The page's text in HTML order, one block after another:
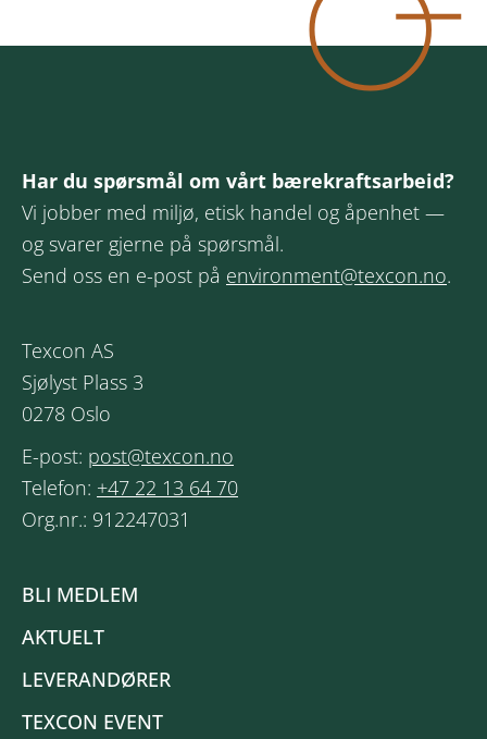
Har du spørsmål om vårt bærekraftsarbeid?
Vi jobber med miljø, etisk handel og åpenhet —
og svarer gjerne på spørsmål.
Send oss en e-post på environment@texcon.no.
Texcon AS
Sjølyst Plass 3
0278 Oslo
E-post: post@texcon.no
Telefon: +47 22 13 64 70
Org.nr.: 912247031
BLI MEDLEM
AKTUELT
LEVERANDØRER
TEXCON EVENT